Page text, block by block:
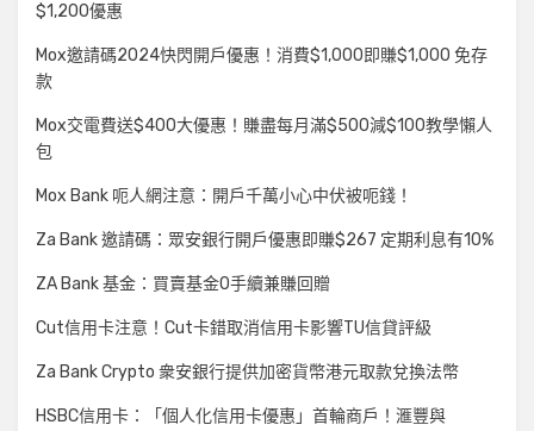
$1,200優惠
Mox邀請碼2024快閃開戶優惠！消費$1,000即賺$1,000 免存
款
Mox交電費送$400大優惠！賺盡每月滿$500減$100教學懶人
包
Mox Bank 呃人網注意：開戶千萬小心中伏被呃錢！
Za Bank 邀請碼：眾安銀行開戶優惠即賺$267 定期利息有10%
ZA Bank 基金：買賣基金0手續兼賺回贈
Cut信用卡注意！Cut卡錯取消信用卡影響TU信貸評級
Za Bank Crypto 衆安銀行提供加密貨幣港元取款兌換法幣
HSBC信用卡：「個人化信用卡優惠」首輪商戶！滙豐與